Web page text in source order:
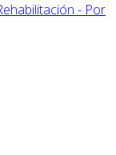
- Por